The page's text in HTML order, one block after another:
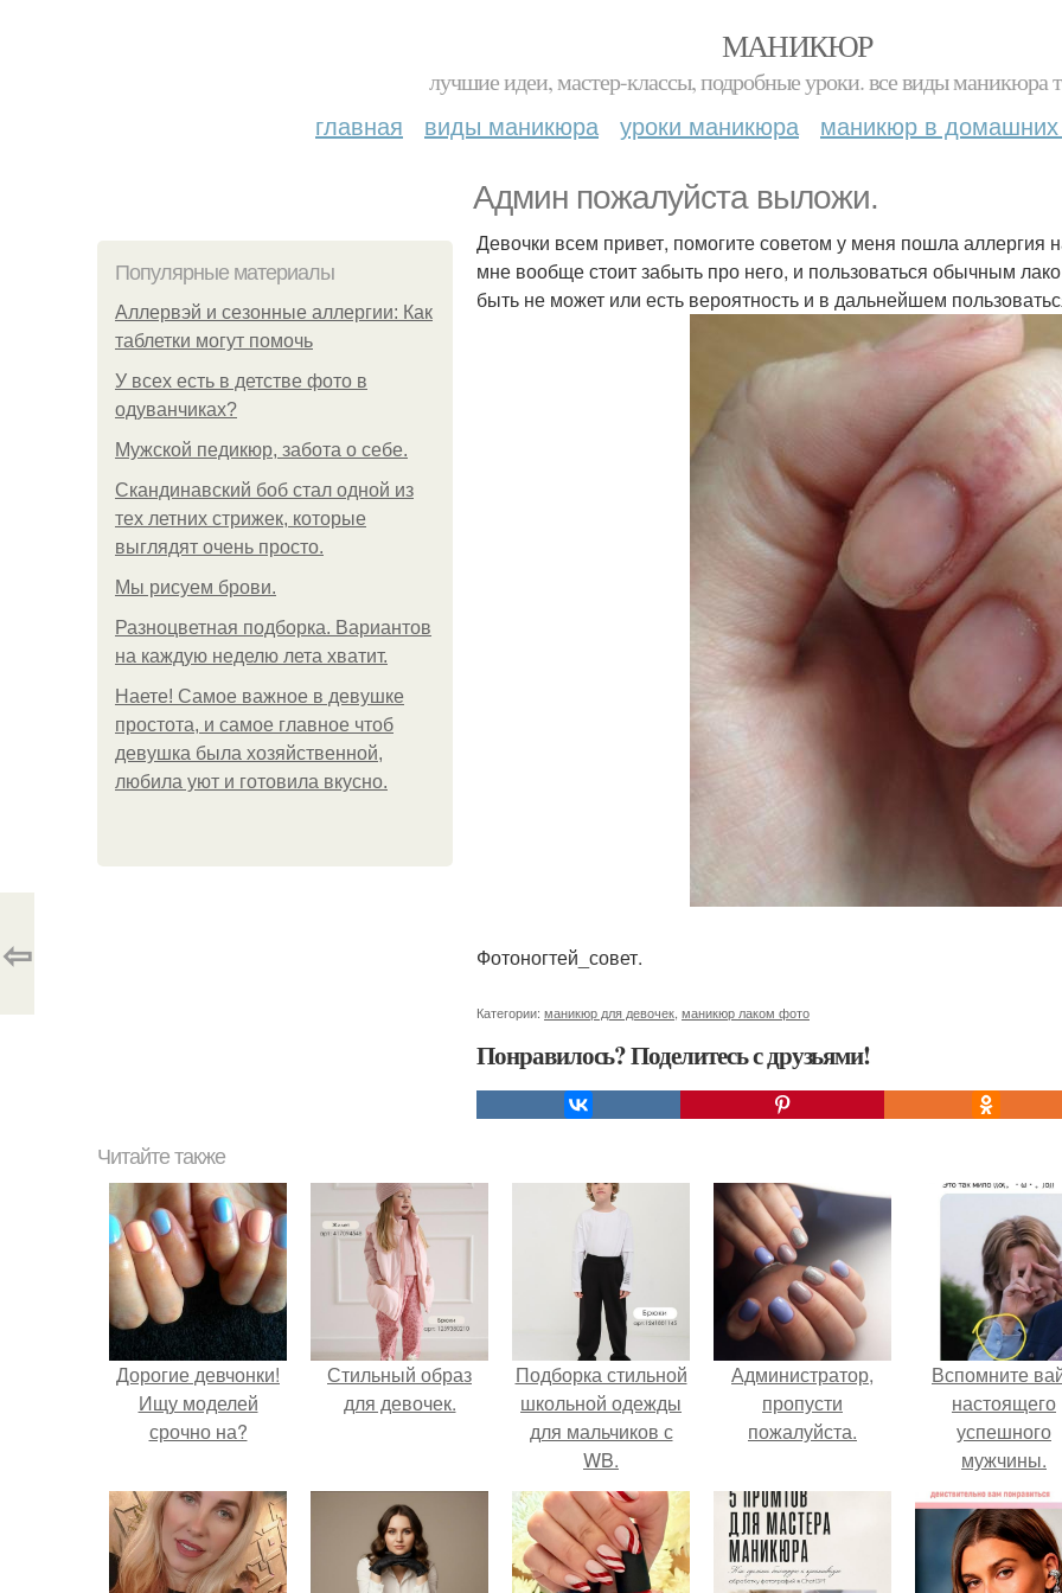
МАНИКЮР
лучшие идеи, мастер-классы, подробные уроки. все виды маникюра
главная виды маникюра уроки маникюра маникюр в домашних
Админ пожалуйста выложи.
Популярные материалы
Аллервэй и сезонные аллергии: Как
таблетки могут помочь
У всех есть в детстве фото в
одуванчиках?
Мужской педикюр, забота о себе.
Скандинавский боб стал одной из
тех летних стрижек, которые
выглядят очень просто.
Мы рисуем брови.
Разноцветная подборка. Вариантов
на каждую неделю лета хватит.
Наете! Самое важное в девушке
простота, и самое главное чтоб
девушка была хозяйственной,
любила уют и готовила вкусно.
Девочки всем привет, помогите советом у меня пошла аллергия
мне вообще стоит забыть про него, и пользоваться обычным
быть не может или есть вероятность и в дальнейшем
Фотоногтей_совет.
Категории: маникюр для девочек маникюр лаком фото
Понравилось? Поделитесь с друзьями!
⇦
Читайте также
Дорогие девчонки!
Ищу моделей
срочно на?
Стильный образ
для девочек.
Подборка стильной
школьной одежды
для мальчиков с
WB.
Администратор,
пропусти
пожалуйста.
Вспомните
настоящего
успешного
мужчины.